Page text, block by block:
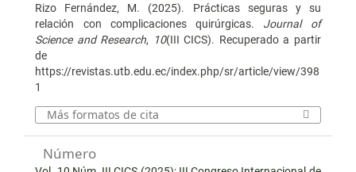
Rizo Fernández, M. (2025). Prácticas seguras y su
relación con complicaciones quirúrgicas. Journal of
Science and Research, 10(III CICS). Recuperado a partir
de
https://revistas.utb.edu.ec/index.php/sr/article/view/398
1
Más formatos de cita
Número